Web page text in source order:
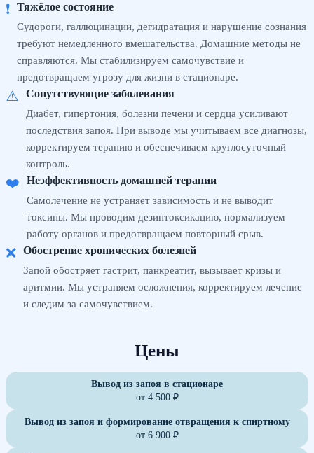
❗ Тяжёлое состояние
Судороги, галлюцинации, дегидратация и нарушение сознания
требуют немедленного вмешательства. Домашние методы не
справляются. Мы стабилизируем самочувствие и
предотвращаем угрозу для жизни в стационаре.
⚠️ Сопутствующие заболевания
Диабет, гипертония, болезни печени и сердца усиливают
последствия запоя. При выводе мы учитываем все диагнозы,
корректируем терапию и обеспечиваем круглосуточный
контроль.
❤️ Неэффективность домашней терапии
Самолечение не устраняет зависимость и не выводит
токсины. Мы проводим дезинтоксикацию, нормализуем
работу органов и предотвращаем повторный срыв.
❌ Обострение хронических болезней
Запой обостряет гастрит, панкреатит, вызывает кризы и
аритмии. Мы устраняем осложнения, корректируем лечение
и следим за самочувствием.
Цены
Вывод из запоя в стационаре
от 4 500 ₽
Вывод из запоя и формирование отвращения к спиртному
от 6 900 ₽